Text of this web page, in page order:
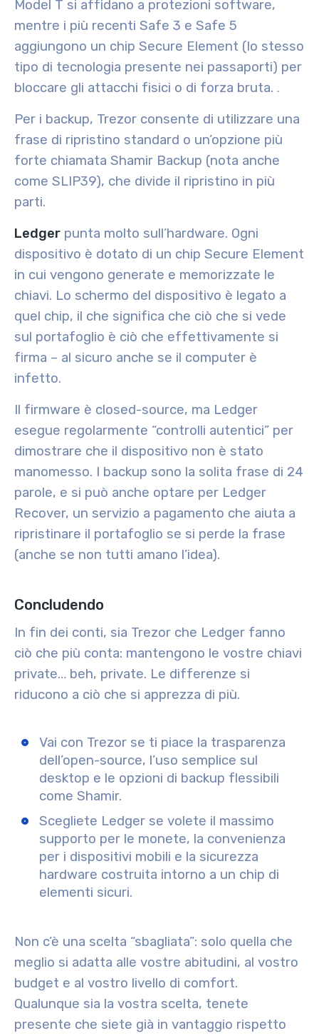
Model T si affidano a protezioni software,
mentre i più recenti Safe 3 e Safe 5
aggiungono un chip Secure Element (lo stesso
tipo di tecnologia presente nei passaporti) per
bloccare gli attacchi fisici o di forza bruta. .
Per i backup, Trezor consente di utilizzare una
frase di ripristino standard o un’opzione più
forte chiamata Shamir Backup (nota anche
come SLIP39), che divide il ripristino in più
parti.
Ledger punta molto sull’hardware. Ogni
dispositivo è dotato di un chip Secure Element
in cui vengono generate e memorizzate le
chiavi. Lo schermo del dispositivo è legato a
quel chip, il che significa che ciò che si vede
sul portafoglio è ciò che effettivamente si
firma – al sicuro anche se il computer è
infetto.
Il firmware è closed-source, ma Ledger
esegue regolarmente “controlli autentici” per
dimostrare che il dispositivo non è stato
manomesso. I backup sono la solita frase di 24
parole, e si può anche optare per Ledger
Recover, un servizio a pagamento che aiuta a
ripristinare il portafoglio se si perde la frase
(anche se non tutti amano l’idea).
Concludendo
In fin dei conti, sia Trezor che Ledger fanno
ciò che più conta: mantengono le vostre chiavi
private… beh, private. Le differenze si
riducono a ciò che si apprezza di più.
Vai con Trezor se ti piace la trasparenza
dell’open-source, l’uso semplice sul
desktop e le opzioni di backup flessibili
come Shamir.
Scegliete Ledger se volete il massimo
supporto per le monete, la convenienza
per i dispositivi mobili e la sicurezza
hardware costruita intorno a un chip di
elementi sicuri.
Non c’è una scelta “sbagliata”: solo quella che
meglio si adatta alle vostre abitudini, al vostro
budget e al vostro livello di comfort.
Qualunque sia la vostra scelta, tenete
presente che siete già in vantaggio rispetto